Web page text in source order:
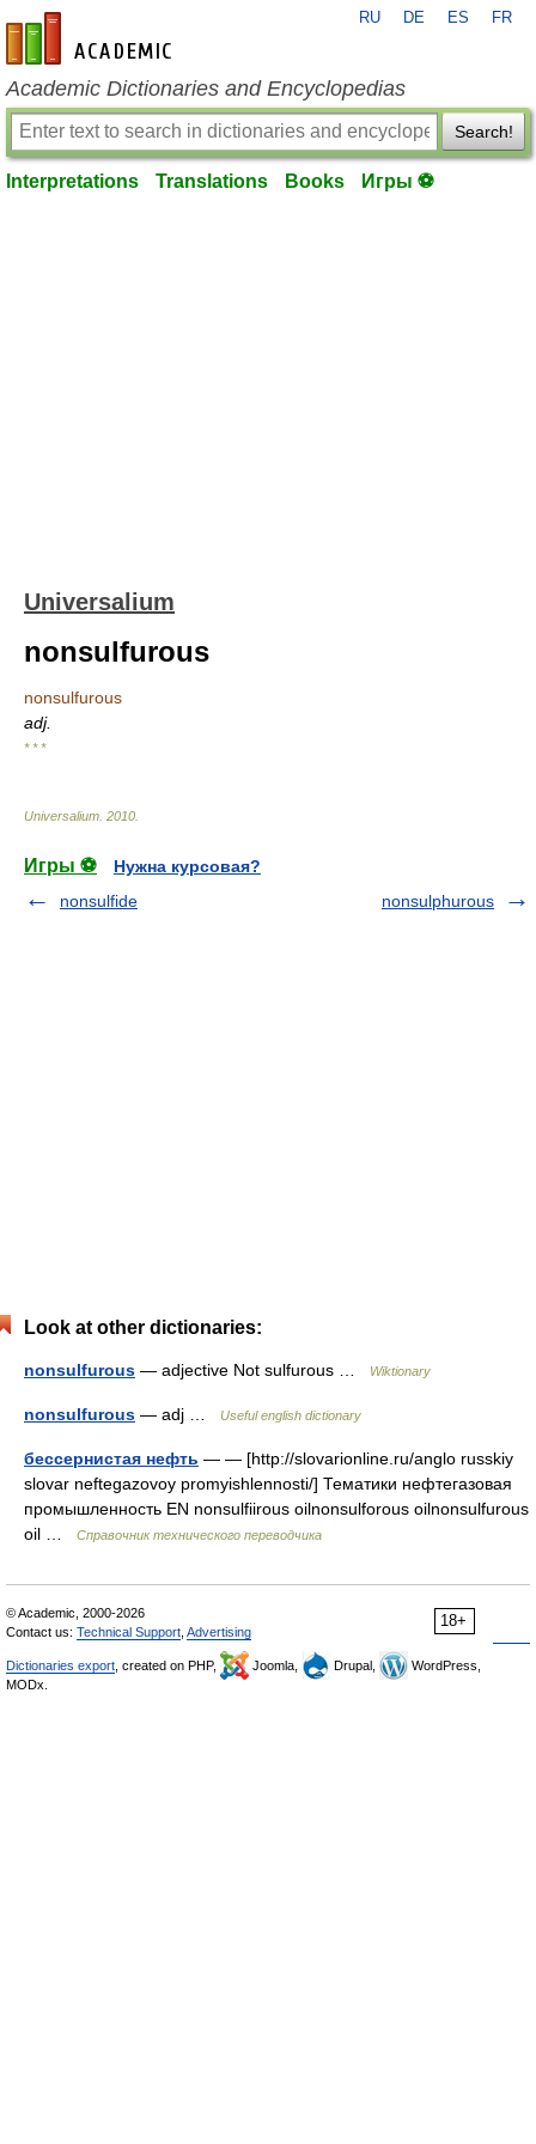
en-academic.com
RU DE ES FR
Academic Dictionaries and Encyclopedias
Search!
Interpretations Translations Books Игры ⚽
Universalium
nonsulfurous
nonsulfurous
adj.
* * *
Universalium 2010
Игры ⚽
Нужна курсовая?
nonsulfide
nonsulphurous
Look at other dictionaries:
nonsulfurous — adjective Not sulfurous … Wiktionary
nonsulfurous — adj … Useful english dictionary
бессернистая нефть — — [http://slovarionline.ru/anglo russkiy
slovar neftegazovoy promyishlennosti/] Тематики нефтегазовая
промышленность EN nonsulfiirous oilnonsulforous oilnonsulfurous
oil …
Справочник технического переводчика
18+
© Academic, 2000-2026
Contact us: Technical Support Advertising
Dictionaries export , created on PHP, Joomla, Drupal,
WordPress,
MODx.